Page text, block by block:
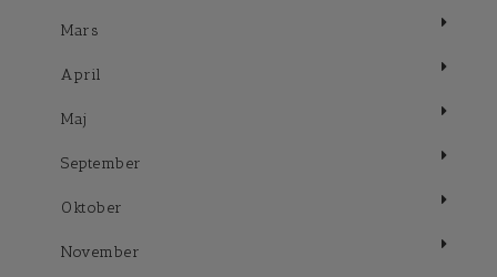
Mars
April
Maj
September
Oktober
November